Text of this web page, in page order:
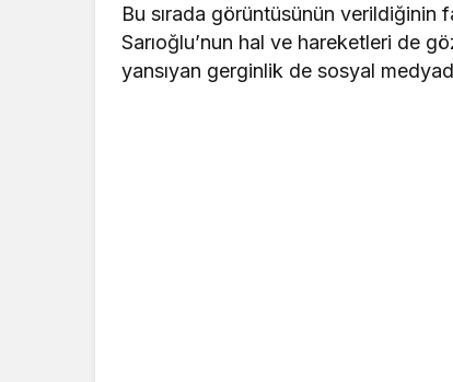
Bu sırada görüntüsünün verildiğinin
Sarıoğlu’nun hal ve hareketleri de
yansıyan gerginlik de sosyal